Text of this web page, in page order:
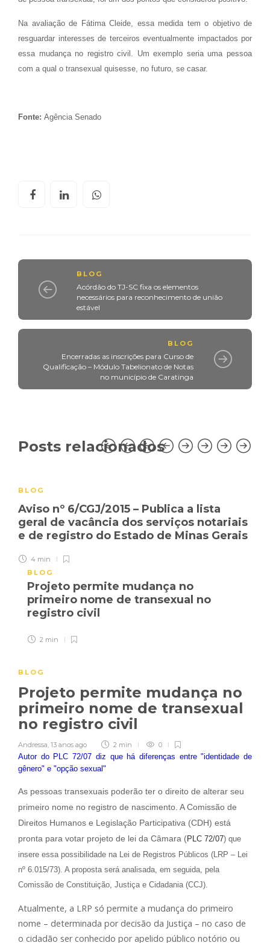
Na avaliação de Fátima Cleide, essa medida tem o objetivo de
resguardar interesses de terceiros eventualmente impactados por
essa mudança no registro civil. Um exemplo seria uma pessoa
com a qual o transexual quisesse, no futuro, se casar.
Fonte: Agência Senado
BLOG
Acórdão do TJ-SC fixa os elementos
necessários para reconhecimento de união
estável
BLOG
Encerradas as inscrições para Curso de
Qualificação – Módulo Tabelionato de Notas
no município de Caratinga
Posts relacionados
BLOG
Aviso nº 6/CGJ/2015 – Publica a lista
geral de vacância dos serviços notariais
e de registro do Estado de Minas Gerais
4 min
BLOG
Projeto permite mudança no
primeiro nome de transexual no
registro civil
2 min
BLOG
Projeto permite mudança no
primeiro nome de transexual
no registro civil
Andressa, 13 anos ago 2 min 0
Autor do PLC 72/07 diz que há diferenças entre "identidade de
gênero" e "opção sexual"
As pessoas transexuais poderão ter o direito de alterar seu
primeiro nome no registro de nascimento. A Comissão de
Direitos Humanos e Legislação Participativa (CDH) está
pronta para votar projeto de lei da Câmara (PLC 72/07) que
insere essa possibilidade na Lei de Registros Públicos (LRP – Lei
nº 6.015/73). A proposta será analisada, em seguida, pela
Comissão de Constituição, Justiça e Cidadania (CCJ).
Atualmente, a LRP só permite a mudança do primeiro
nome – determinada por decisão da Justiça – no caso de
o cidadão ser conhecido por apelido público notório ou